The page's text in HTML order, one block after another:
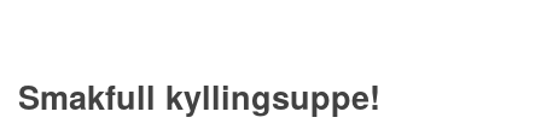
Smakfull kyllingsuppe!